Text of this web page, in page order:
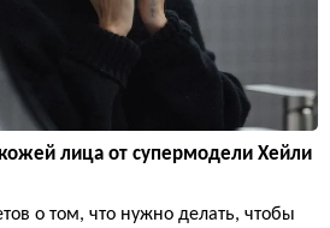
лица от супермодели Хейли
о том, что нужно делать, чтобы